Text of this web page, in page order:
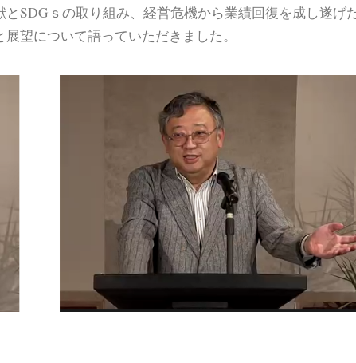
SDGｓの取り組み、経営危機から業績回復を成し遂げ
望について語っていただきました。